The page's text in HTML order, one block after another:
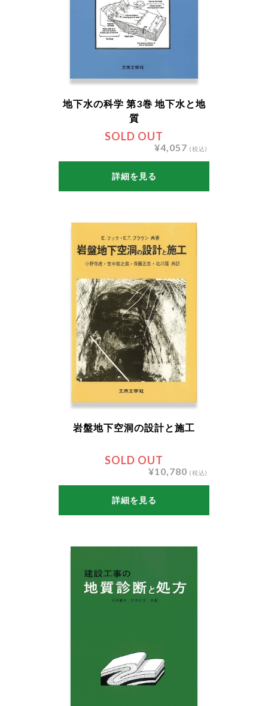
SOLD OUT
地下水の科学 第3巻 地下水と地
質
¥4,057 (税込)
詳細を見る
SOLD OUT
岩盤地下空洞の設計と施工
¥10,780 (税込)
詳細を見る